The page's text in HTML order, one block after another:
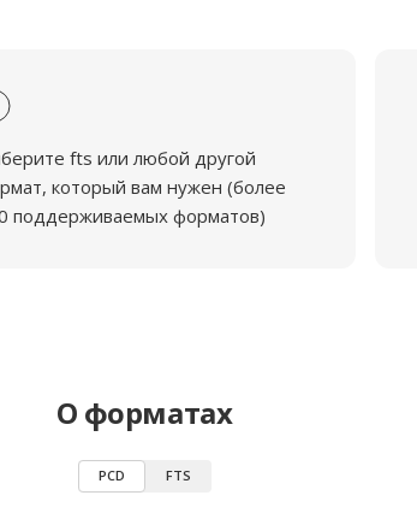
fts или любой другой
который вам нужен (более
поддерживаемых форматов)
О форматах
PCD FTS